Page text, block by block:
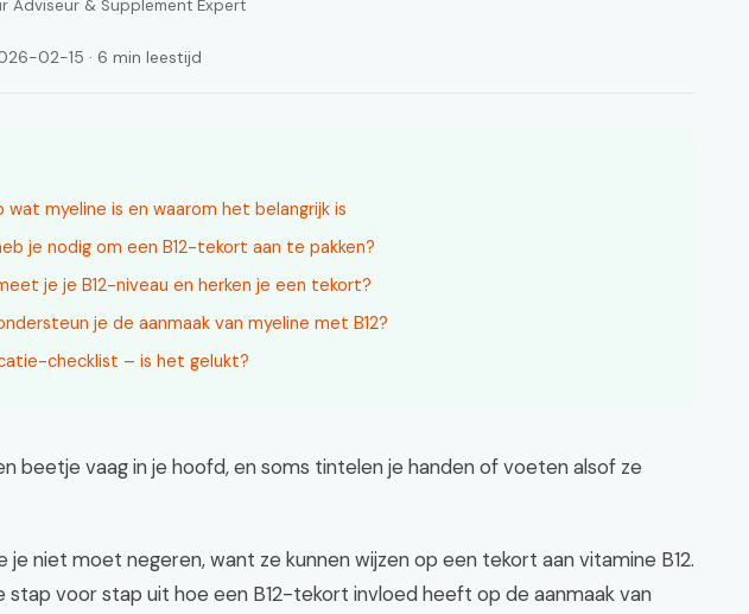
Adviseur & Supplement Expert
02-15 · 6 min leestijd
wat myeline is en waarom het belangrijk is
je nodig om een B12-tekort aan te pakken?
je je B12-niveau en herken je een tekort?
je de aanmaak van myeline met B12?
checklist – is het gelukt?
beetje vaag in je hoofd, en soms tintelen je handen of voeten alsof ze
je niet moet negeren, want ze kunnen wijzen op een tekort aan vitamine B12.
stap voor stap uit hoe een B12-tekort invloed heeft op de aanmaak van